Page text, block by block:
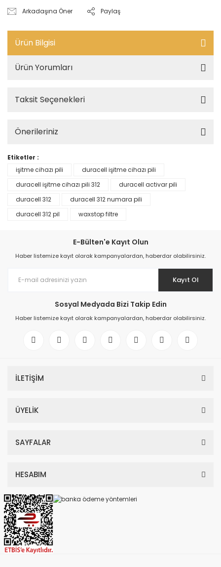
Arkadaşına Öner Paylaş
Ürün Bilgisi
Ürün Yorumları
Taksit Seçenekleri
Önerileriniz
Etiketler :
işitme cihazı pili
duracell işitme cihazı pili
duracell işitme cihazı pili 312
duracell activar pili
duracell 312
duracell 312 numara pili
duracell 312 pil
waxstop filtre
E-Bülten'e Kayıt Olun
Haber listemize kayıt olarak kampanyalardan, haberdar olabilirsiniz.
Kayıt Ol
Sosyal Medyada Bizi Takip Edin
Haber listemize kayıt olarak kampanyalardan, haberdar olabilirsiniz.
İLETİŞİM
ÜYELİK
SAYFALAR
HESABIM